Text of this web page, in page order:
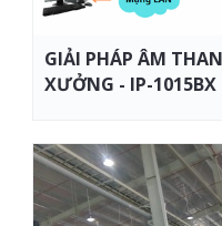
GIẢI PHÁP ÂM
XƯỞNG - IP-1015BX